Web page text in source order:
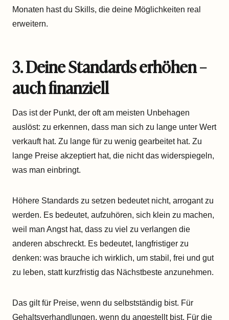
Monaten hast du Skills, die deine Möglichkeiten real
erweitern.
3. Deine Standards erhöhen –
auch finanziell
Das ist der Punkt, der oft am meisten Unbehagen
auslöst: zu erkennen, dass man sich zu lange unter Wert
verkauft hat. Zu lange für zu wenig gearbeitet hat. Zu
lange Preise akzeptiert hat, die nicht das widerspiegeln,
was man einbringt.
Höhere Standards zu setzen bedeutet nicht, arrogant zu
werden. Es bedeutet, aufzuhören, sich klein zu machen,
weil man Angst hat, dass zu viel zu verlangen die
anderen abschreckt. Es bedeutet, langfristiger zu
denken: was brauche ich wirklich, um stabil, frei und gut
zu leben, statt kurzfristig das Nächstbeste anzunehmen.
Das gilt für Preise, wenn du selbstständig bist. Für
Gehaltsverhandlungen, wenn du angestellt bist. Für die